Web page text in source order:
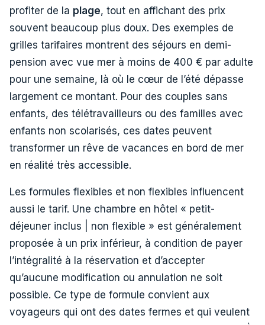
profiter de la plage, tout en affichant des prix
souvent beaucoup plus doux. Des exemples de
grilles tarifaires montrent des séjours en demi-
pension avec vue mer à moins de 400 € par adulte
pour une semaine, là où le cœur de l’été dépasse
largement ce montant. Pour des couples sans
enfants, des télétravailleurs ou des familles avec
enfants non scolarisés, ces dates peuvent
transformer un rêve de vacances en bord de mer
en réalité très accessible.
Les formules flexibles et non flexibles influencent
aussi le tarif. Une chambre en hôtel « petit-
déjeuner inclus | non flexible » est généralement
proposée à un prix inférieur, à condition de payer
l’intégralité à la réservation et d’accepter
qu’aucune modification ou annulation ne soit
possible. Ce type de formule convient aux
voyageurs qui ont des dates fermes et qui veulent